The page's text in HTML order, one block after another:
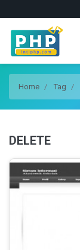
Home Tag
DELETE